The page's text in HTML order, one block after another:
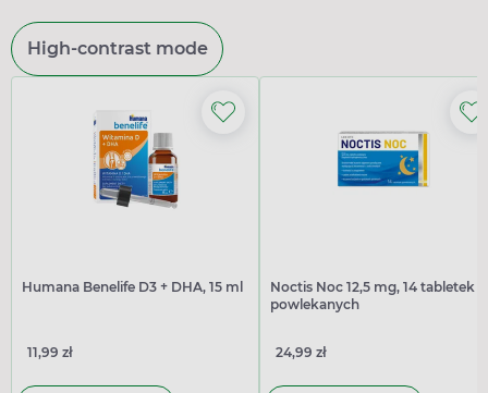
High-contrast mode
Humana Benelife D3 + DHA, 15 ml
11,99 zł
Noctis Noc 12,5 mg, 14 tabletek
powlekanych
24,99 zł